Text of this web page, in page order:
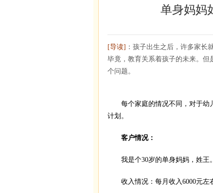
单身妈妈
[导读] ：孩子出生之后，许多家长
毕竟，教育关系着孩子的未来。
个问题。
每个家庭的情况不同，对于幼
计划。
客户情况：
我是个30岁的单身妈妈，姓王
收入情况：每月收入6000元左